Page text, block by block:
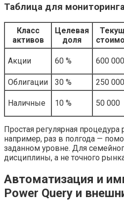
Таблица для
Класс
активов
Целевая
доля
Акции 60 % 600 000
Облигации 30 % 250 000
Наличные 10 % 50 000
Простая регулярная
например, раз в полгода —
заданном уровне. Для
дисциплины, а не точного
Автоматизация и
Power Query и